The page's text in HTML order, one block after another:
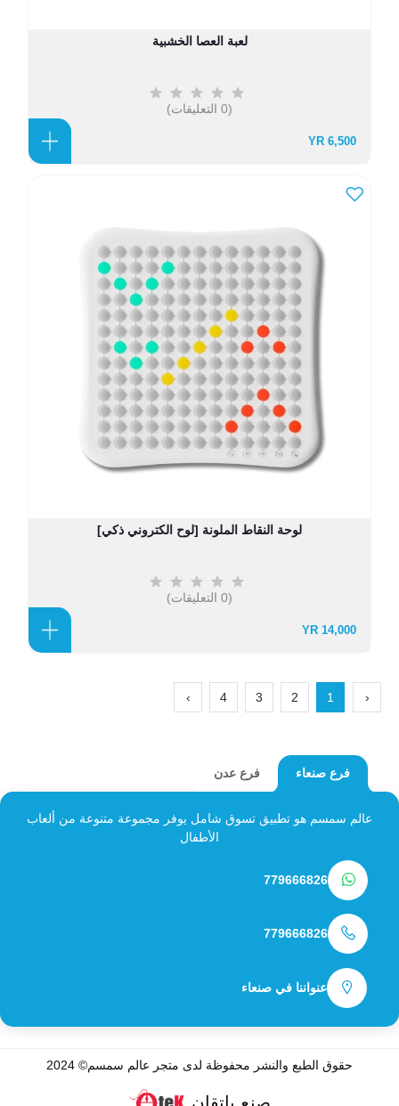
لعبة العصا الخشبية
(0 التعليقات)
6,500 YR
لوحة النقاط الملونة [لوح الكتروني ذكي]
(0 التعليقات)
14,000 YR
‹
1
2
3
4
›
فرع صنعاء فرع عدن
عالم سمسم هو تطبيق تسوق شامل يوفر مجموعة متنوعة من ألعاب
الأطفال
779666826
779666826
عنواننا في صنعاء
حقوق الطبع والنشر محفوظة لدى متجر عالم سمسم© 2024